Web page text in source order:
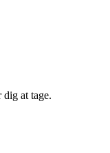
at tage.